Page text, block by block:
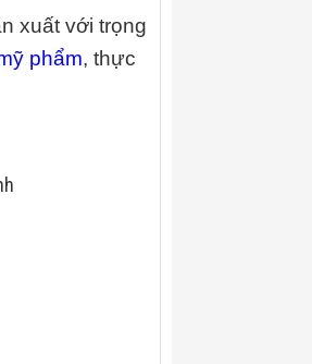
xuất với trọng
phẩm, thực